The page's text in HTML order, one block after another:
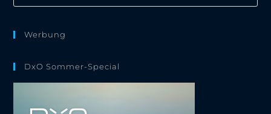
Werbung
DxO Sommer-Special